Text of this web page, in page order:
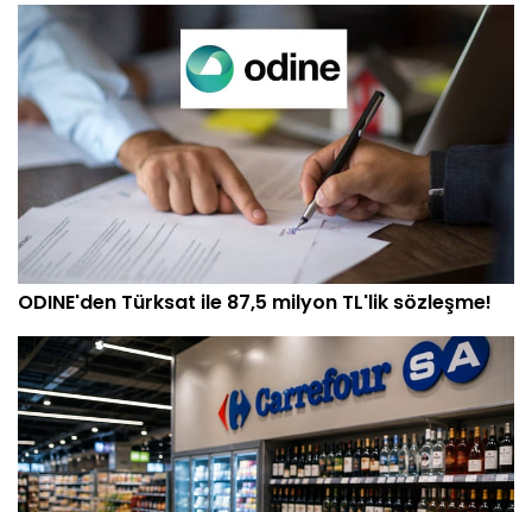
ODINE'den Türksat ile 87,5 milyon TL'lik sözleşme!